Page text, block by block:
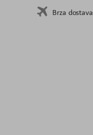
Brza dostava